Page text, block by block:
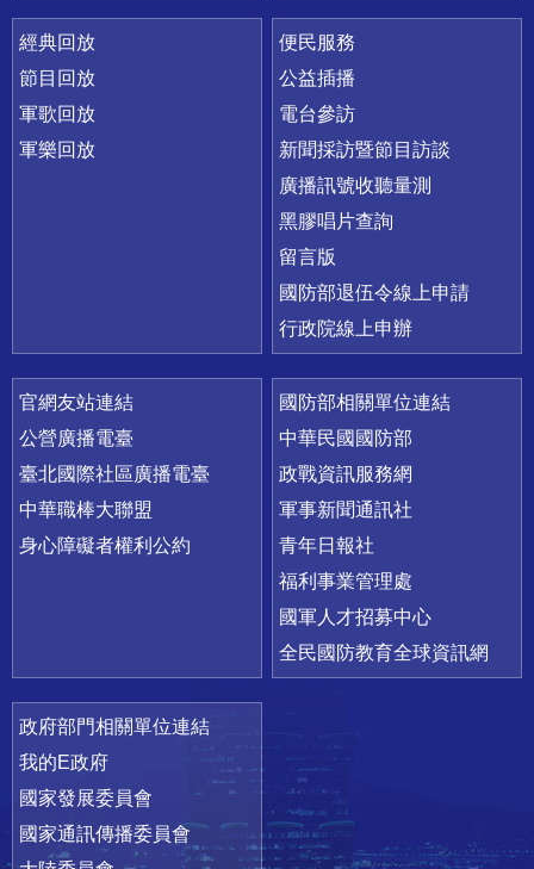
經典回放
節目回放
軍歌回放
軍樂回放
便民服務
公益插播
電台參訪
新聞採訪暨節目訪談
廣播訊號收聽量測
黑膠唱片查詢
留言版
國防部退伍令線上申請
行政院線上申辦
官網友站連結
公營廣播電臺
臺北國際社區廣播電臺
中華職棒大聯盟
身心障礙者權利公約
國防部相關單位連結
中華民國國防部
政戰資訊服務網
軍事新聞通訊社
青年日報社
福利事業管理處
國軍人才招募中心
全民國防教育全球資訊網
政府部門相關單位連結
我的E政府
國家發展委員會
國家通訊傳播委員會